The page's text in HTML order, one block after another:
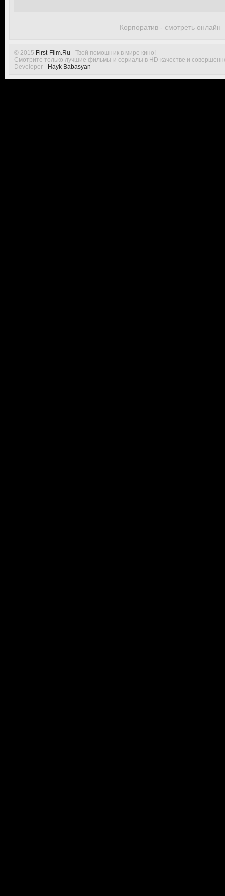
Корпоратив - смотреть онлайн
© 2015 First-Film.Ru - Твой помошник в мире кино!
Смотрите только лучшие фильмы и сериалы в HD-качестве и
Developer - Hayk Babasyan